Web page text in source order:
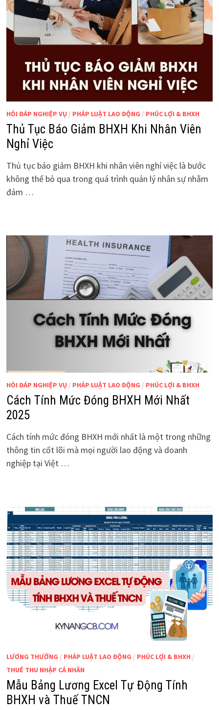
HỎI ĐÁP NGHIỆP VỤ/ PHÁP LUẬT LAO ĐỘNG / PHÚC LỢI & BHXH
Thủ Tục Báo Giảm BHXH Khi Nhân Viên
Nghỉ Việc
Thủ tục báo giảm BHXH khi nhân viên nghỉ việc là bước
không thể bỏ qua trong quá trình quản lý nhân sự nhằm
đảm …
HỎI ĐÁP NGHIỆP VỤ/ PHÁP LUẬT LAO ĐỘNG / PHÚC LỢI & BHXH
Cách Tính Mức Đóng BHXH Mới Nhất
2025
Cách tính mức đóng BHXH mới nhất là một trong những
thông tin cốt lõi mà mọi người lao động và doanh
nghiệp tại Việt …
LƯƠNG THƯỞNG / PHÁP LUẬT LAO ĐỘNG / PHÚC LỢI & BHXH /
THUẾ THU NHẬP CÁ NHÂN
Mẫu Bảng Lương Excel Tự Động Tính
BHXH và Thuế TNCN